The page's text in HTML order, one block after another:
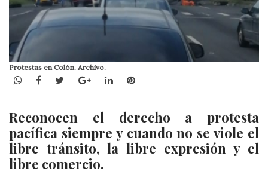
Protestas en Colón. Archivo.
WhatsApp
Facebook
TwitterGoogle+LinkedInPinterest
Reconocen el derecho a protesta
pacífica siempre y cuando no se viole el
libre tránsito, la libre expresión y el
libre comercio.